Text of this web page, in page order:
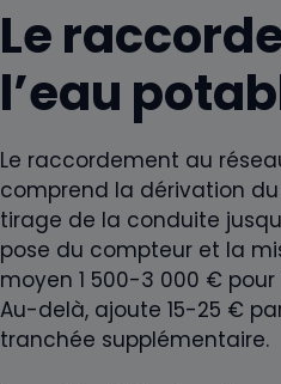
Le
l’eau
Le raccordement au
comprend la dérivation
tirage de la conduite
pose du compteur et la
moyen 1 500-3 000 €
Au-delà, ajoute 15-25 €
tranchée supplémentaire.